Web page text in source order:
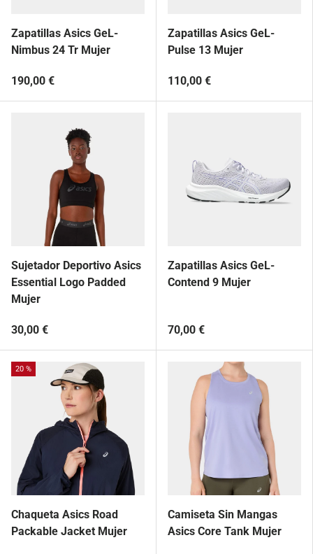
Zapatillas Asics GeL-
Nimbus 24 Tr Mujer
190,00 €
Zapatillas Asics GeL-
Pulse 13 Mujer
110,00 €
Sujetador Deportivo Asics
Essential Logo Padded
Mujer
30,00 €
Zapatillas Asics GeL-
Contend 9 Mujer
70,00 €
20 %
Chaqueta Asics Road
Packable Jacket Mujer
Camiseta Sin Mangas
Asics Core Tank Mujer